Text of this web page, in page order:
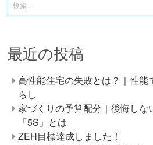
最近の投稿
高性能住宅の失敗とは？｜性能
らし
家づくりの予算配分｜後悔しな
「5S」とは
ZEH目標達成しました！